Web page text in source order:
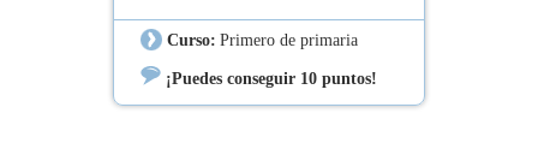
Curso: Primero de primaria
¡Puedes conseguir 10 puntos!